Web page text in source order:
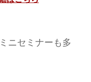
ニセミナーも多